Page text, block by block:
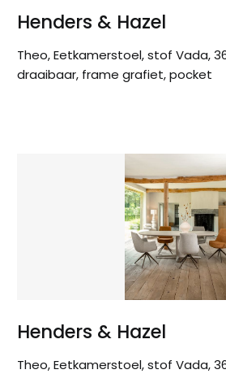
Henders & Hazel
Theo, Eetkamerstoel, stof Vada,
draaibaar, frame grafiet, pocket
Henders & Hazel
Theo, Eetkamerstoel, stof Vada,